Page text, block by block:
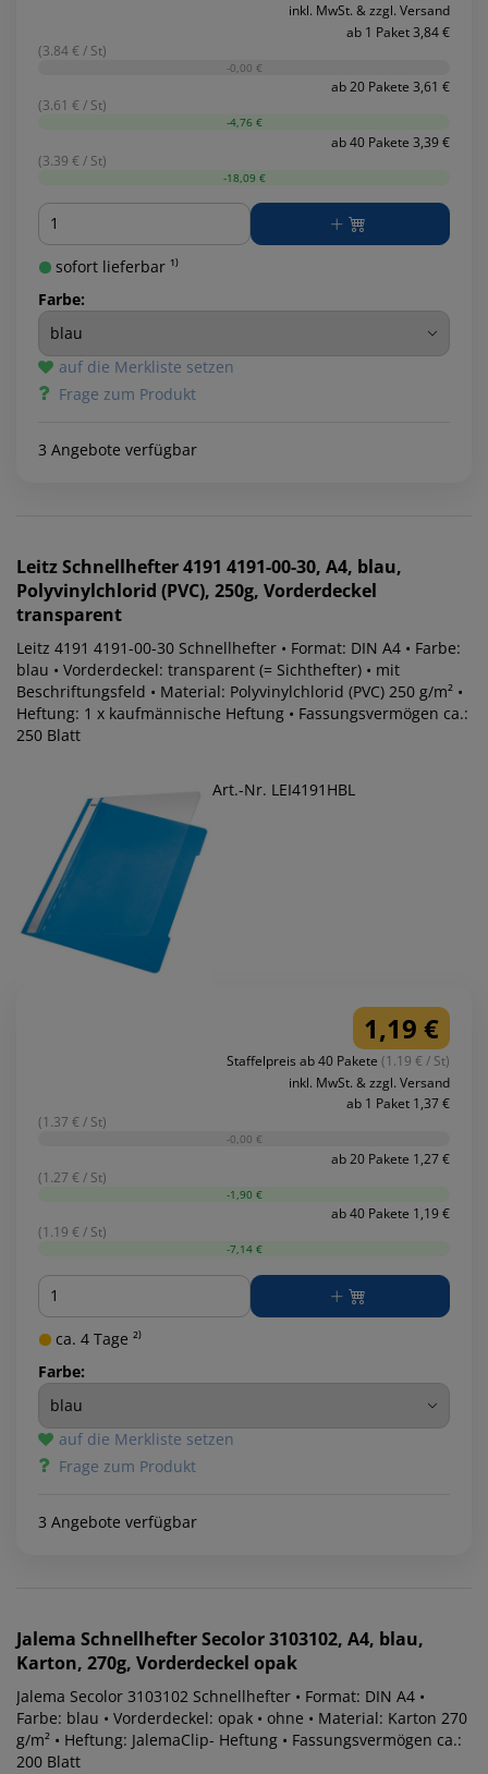
inkl. MwSt. & zzgl. Versand
ab 1 Paket 3,84 €
(3.84 € / St)
-0,00 €
ab 20 Pakete 3,61 €
(3.61 € / St)
-4,76 €
ab 40 Pakete 3,39 €
(3.39 € / St)
-18,09 €
Menge
sofort lieferbar ¹⁾
Farbe:
auf die Merkliste setzen
Frage zum Produkt
3 Angebote verfügbar
LeitzSchnellhefter 4191 4191-00-30, A4, blau,
Polyvinylchlorid (PVC), 250g, Vorderdeckel
transparent
Leitz 4191 4191-00-30 Schnellhefter • Format: DIN A4 • Farbe:
blau • Vorderdeckel: transparent (= Sichthefter) • mit
Beschriftungsfeld • Material: Polyvinylchlorid (PVC) 250 g/m² •
Heftung: 1 x kaufmännische Heftung • Fassungsvermögen ca.:
250 Blatt
Art.-Nr. LEI4191HBL
1,19 €
Staffelpreis ab 40 Pakete (1.19 € / St)
inkl. MwSt. & zzgl. Versand
ab 1 Paket 1,37 €
(1.37 € / St)
-0,00 €
ab 20 Pakete 1,27 €
(1.27 € / St)
-1,90 €
ab 40 Pakete 1,19 €
(1.19 € / St)
-7,14 €
Menge
ca. 4 Tage ²⁾
Farbe:
auf die Merkliste setzen
Frage zum Produkt
3 Angebote verfügbar
Jalema Schnellhefter Secolor 3103102, A4, blau,
Karton, 270g, Vorderdeckel opak
Jalema Secolor 3103102 Schnellhefter • Format: DIN A4 •
Farbe: blau • Vorderdeckel: opak • ohne • Material: Karton 270
g/m² • Heftung: JalemaClip- Heftung • Fassungsvermögen ca.:
200 Blatt